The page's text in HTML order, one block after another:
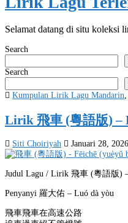
Selamat datang di situ koleksi
Search
Search
Posted
Kumpulan Lirik Lagu Mandarin
Lirik 飛車 (粵語版) –
Siti Choiriyah Januari 28, 2026
Judul Lagu / Lirik 飛車 (粵語版)
Penyanyi 羅大佑 – Luó dà yòu
飛車飛車在高速公路